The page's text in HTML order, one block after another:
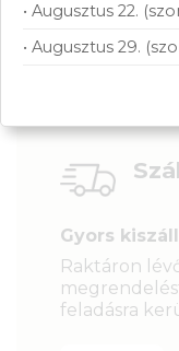
Gyors
Raktáron
feladásra
• Augusztus 22.
• Augusztus 29.